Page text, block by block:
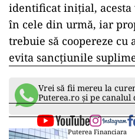
identificat inițial, acesta
în cele din urmă, iar
trebuie să coopereze
evita sancțiunile
Vrei să fii mereu la
Puterea.ro și pe canalul
Puterea Financiara